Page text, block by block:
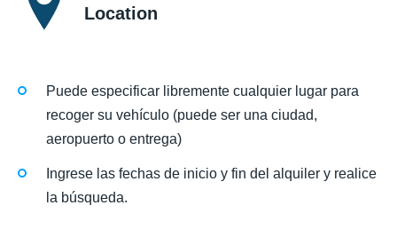
Location
Puede especificar libremente cualquier lugar para
recoger su vehículo (puede ser una ciudad,
aeropuerto o entrega)
Ingrese las fechas de inicio y fin del alquiler y realice
la búsqueda.